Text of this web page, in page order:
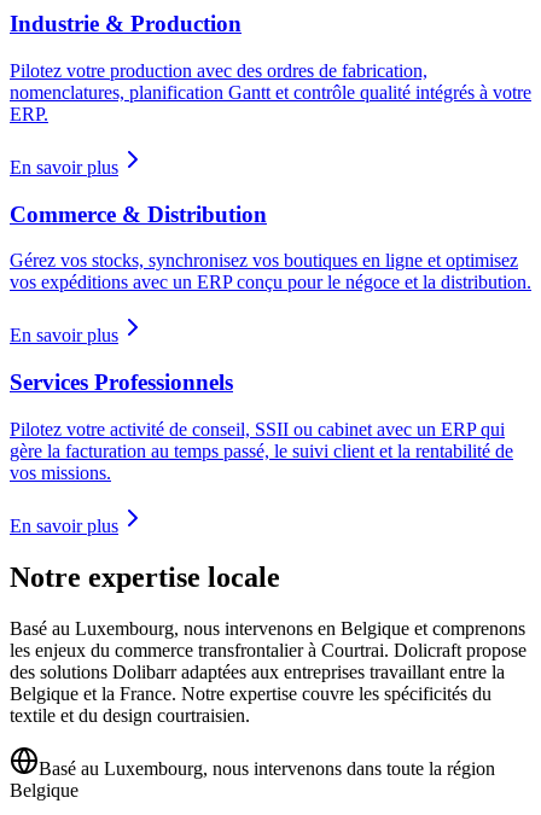
Industrie & Production
Pilotez votre production avec des ordres de fabrication,
nomenclatures, planification Gantt et contrôle qualité intégrés à votre
ERP.
En savoir plus
Commerce & Distribution
Gérez vos stocks, synchronisez vos boutiques en ligne et optimisez
vos expéditions avec un ERP conçu pour le négoce et la distribution.
En savoir plus
Services Professionnels
Pilotez votre activité de conseil, SSII ou cabinet avec un ERP qui
gère la facturation au temps passé, le suivi client et la rentabilité de
vos missions.
En savoir plus
Notre expertise locale
Basé au Luxembourg, nous intervenons en Belgique et comprenons
les enjeux du commerce transfrontalier à Courtrai. Dolicraft propose
des solutions Dolibarr adaptées aux entreprises travaillant entre la
Belgique et la France. Notre expertise couvre les spécificités du
textile et du design courtraisien.
Basé au Luxembourg, nous intervenons dans toute la région
Belgique